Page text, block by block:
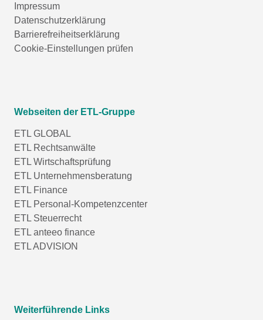
Impressum
Datenschutzerklärung
Barrierefreiheitserklärung
Cookie-Einstellungen prüfen
Webseiten der ETL-Gruppe
ETL GLOBAL
ETL Rechtsanwälte
ETL Wirtschaftsprüfung
ETL Unternehmensberatung
ETL Finance
ETL Personal-Kompetenzcenter
ETL Steuerrecht
ETL anteeo finance
ETL ADVISION
Weiterführende Links